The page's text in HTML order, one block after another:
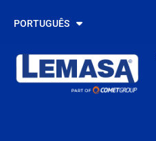
PORTUGUÊS
ENGLISH